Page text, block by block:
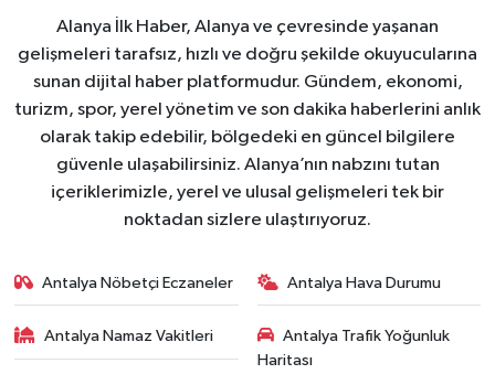
Alanya İlk Haber, Alanya ve çevresinde yaşanan
gelişmeleri tarafsız, hızlı ve doğru şekilde okuyucularına
sunan dijital haber platformudur. Gündem, ekonomi,
turizm, spor, yerel yönetim ve son dakika haberlerini anlık
olarak takip edebilir, bölgedeki en güncel bilgilere
güvenle ulaşabilirsiniz. Alanya’nın nabzını tutan
içeriklerimizle, yerel ve ulusal gelişmeleri tek bir
noktadan sizlere ulaştırıyoruz.
Antalya Nöbetçi Eczaneler Antalya Hava Durumu
Antalya Namaz Vakitleri
Antalya Trafik Yoğunluk
Haritası